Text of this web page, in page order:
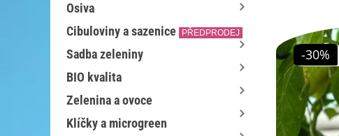
Osiva
Cibuloviny a sazenice
PŘEDPRODEJ
Sadba zeleniny
BIO kvalita
Zelenina a ovoce
Klíčky a microgreen
-30%